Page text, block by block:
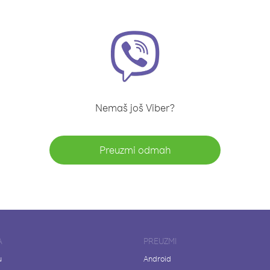
Nemaš još Viber?
Preuzmi odmah
PREUZMI
Android